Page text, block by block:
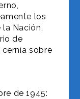
los
Nación,
de
sobre
de 1945: